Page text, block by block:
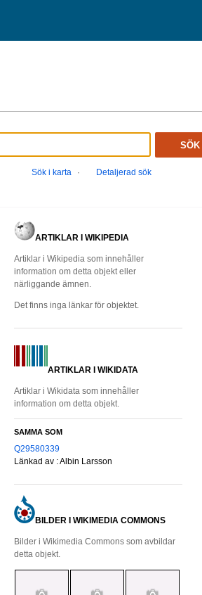
SÖK
Sök i karta ·
Detaljerad sök
ARTIKLAR I WIKIPEDIA
Artiklar i Wikipedia som innehåller
information om detta objekt eller
närliggande ämnen.
Det finns inga länkar för objektet.
ARTIKLAR I WIKIDATA
Artiklar i Wikidata som innehåller
information om detta objekt.
SAMMA SOM
Q29580339
Länkad av :Albin Larsson
BILDER I WIKIMEDIA COMMONS
Bilder i Wikimedia Commons som avbildar
detta objekt.